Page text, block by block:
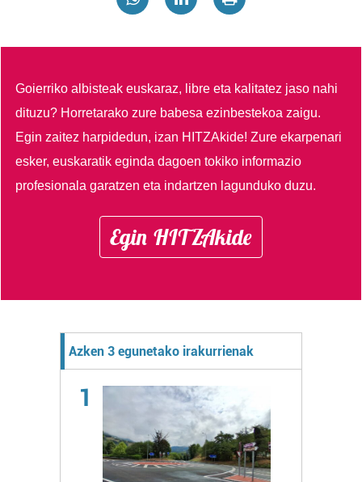
Goierriko albisteak euskaraz, libre eta kalitatez jaso nahi
dituzu? Horretarako zure babesa ezinbestekoa zaigu.
Egin zaitez harpidedun, izan HITZAkide!Zure ekarpenari
esker, euskaratik eginda dagoen tokiko informazio
profesionala garatzen eta indartzen lagunduko duzu.
Egin HITZAkide
Azken 3 egunetako irakurrienak
1